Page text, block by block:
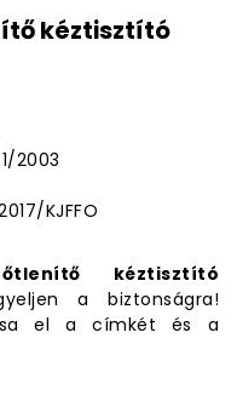
kéztisztító
2003
KJFFO
kéztisztító
a biztonságra!
el a címkét és a